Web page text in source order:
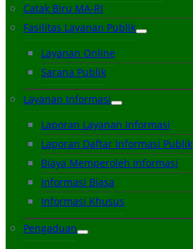
Catak Biru MA-RI
Fasilitas Layanan Publik
Layanan Online
Sarana Publik
Layanan Informasi
Laporan Layanan Informasi
Laporan Daftar Informasi Publik
Biaya Memperoleh Informasi
Informasi Biasa
Informasi Khusus
Pengaduan